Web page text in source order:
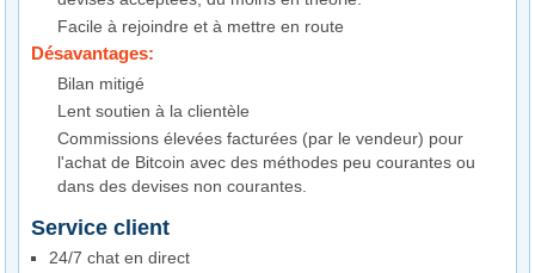
Facile à rejoindre et à mettre en route
Désavantages:
Bilan mitigé
Lent soutien à la clientèle
Commissions élevées facturées (par le vendeur) pour
l'achat de Bitcoin avec des méthodes peu courantes ou
dans des devises non courantes.
Service client
24/7 chat en direct